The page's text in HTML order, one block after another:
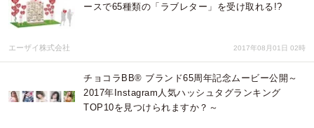
ースで65種類の「ラブレター」を受け取れる!?
エーザイ株式会社 2017年08月01日 02時
チョコラBB® ブランド65周年記念ムービー公開～
2017年Instagram人気ハッシュタグランキング
TOP10を見つけられますか？～